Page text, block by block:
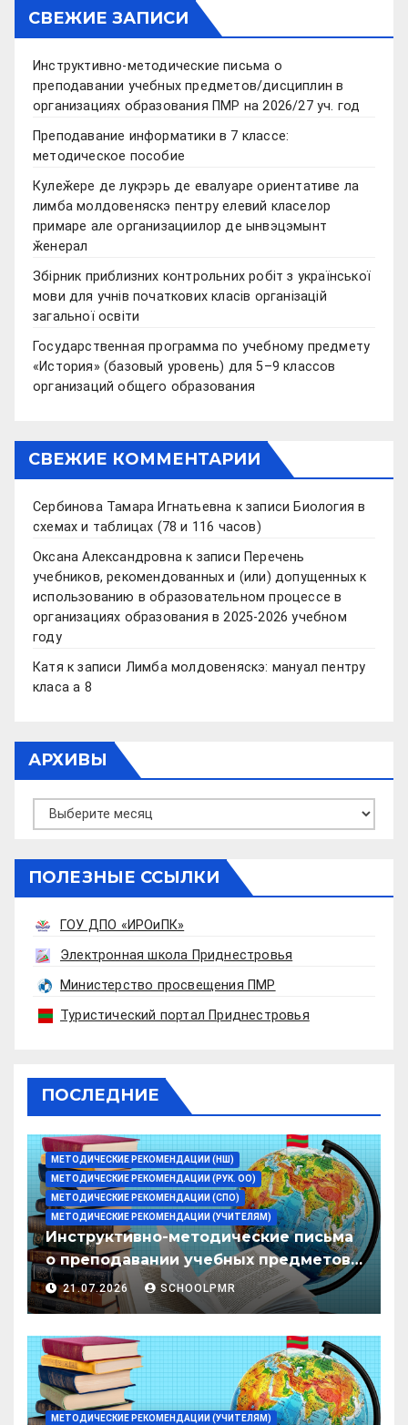
СВЕЖИЕ ЗАПИСИ
Инструктивно-методические письма о
преподавании учебных предметов/дисциплин в
организациях образования ПМР на 2026/27 уч. год
Преподавание информатики в 7 классе:
методическое пособие
Кулеӂере де лукрэрь де евалуаре ориентативе ла
лимба молдовеняскэ пентру елевий класелор
примаре але организациилор де ынвэцэмынт
ӂенерал
Збірник приблизних контрольних робіт з української
мови для учнів початкових класів організацій
загальної освіти
Государственная программа по учебному предмету
«История» (базовый уровень) для 5–9 классов
организаций общего образования
СВЕЖИЕ КОММЕНТАРИИ
Сербинова Тамара Игнатьевна к записи Биология в
схемах и таблицах (78 и 116 часов)
Оксана Александровна к записи Перечень
учебников, рекомендованных и (или) допущенных к
использованию в образовательном процессе в
организациях образования в 2025-2026 учебном
году
Катя к записи Лимба молдовеняскэ: мануал пентру
класа а 8
АРХИВЫ
Архивы
ПОЛЕЗНЫЕ ССЫЛКИ
ГОУ ДПО «ИРОиПК»
Электронная школа Приднестровья
Министерство просвещения ПМР
Туристический портал Приднестровья
ПОСЛЕДНИЕ
МЕТОДИЧЕСКИЕ РЕКОМЕНДАЦИИ (НШ)
МЕТОДИЧЕСКИЕ РЕКОМЕНДАЦИИ (РУК. ОО)
МЕТОДИЧЕСКИЕ РЕКОМЕНДАЦИИ (СПО)
МЕТОДИЧЕСКИЕ РЕКОМЕНДАЦИИ (УЧИТЕЛЯМ)
Инструктивно-методические письма
о преподавании учебных предметов/
дисциплин в организациях
образования ПМР на 2026/27 уч. год
21.07.2026 SCHOOLPMR
МЕТОДИЧЕСКИЕ РЕКОМЕНДАЦИИ (УЧИТЕЛЯМ)